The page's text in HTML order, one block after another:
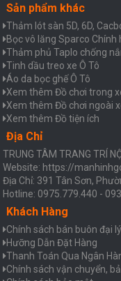
Sản phẩm khác
Thảm lót sàn 5D, 6D,
Bọc vô lăng Sparco Chính
Thảm phủ Taplo chống
Tinh dầu treo xe Ô Tô
Áo da bọc ghế Ô Tô
Xem thêm Đồ chơi trong
Xem thêm Đồ chơi ngoài
Xem thêm Đồ tiện ích
Địa Chỉ
TRUNG TÂM TRANG TRÍ
Website: https://
Địa Chỉ: 391 Tân Sơn,
Hotline: 0975.779.440 -
Khách Hàng
Chính sách bán buôn đại lý
Hưỡng Dẫn Đặt Hàng
Thanh Toán Qua Ngân
Chính sách vận chuyển,